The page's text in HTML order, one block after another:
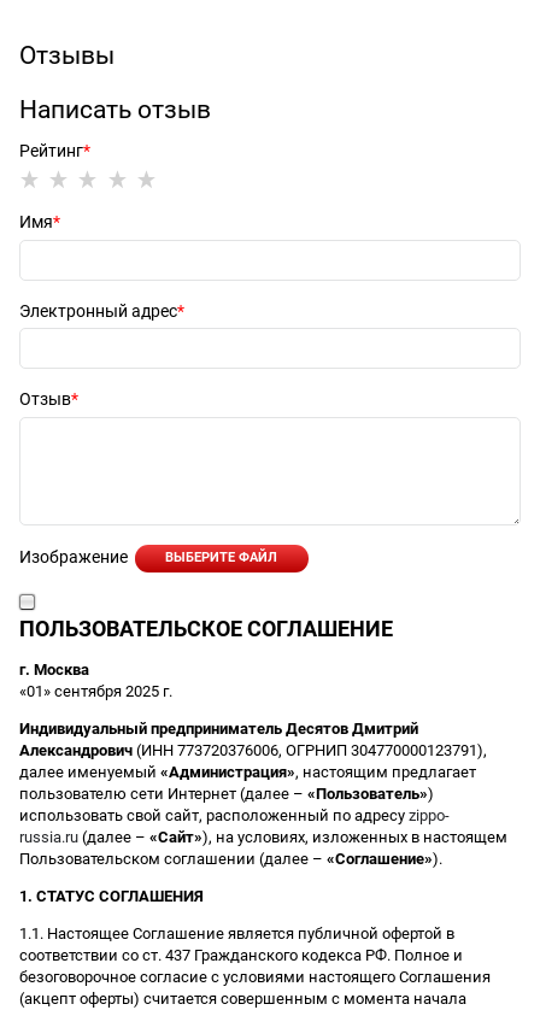
Отзывы
Написать отзыв
Рейтинг
Имя
Электронный адрес
Отзыв
Изображение ВЫБЕРИТЕ ФАЙЛ
ПОЛЬЗОВАТЕЛЬСКОЕ СОГЛАШЕНИЕ
г. Москва
«01» сентября 2025 г.
Индивидуальный предприниматель Десятов Дмитрий
Александрович (ИНН 773720376006, ОГРНИП 304770000123791),
далее именуемый «Администрация», настоящим предлагает
пользователю сети Интернет (далее – «Пользователь»)
использовать свой сайт, расположенный по адресу zippo-
russia.ru (далее – «Сайт»), на условиях, изложенных в настоящем
Пользовательском соглашении (далее – «Соглашение»).
1. СТАТУС СОГЛАШЕНИЯ
1.1. Настоящее Соглашение является публичной офертой в
соответствии со ст. 437 Гражданского кодекса РФ. Полное и
безоговорочное согласие с условиями настоящего Соглашения
(акцепт оферты) считается совершенным с момента начала